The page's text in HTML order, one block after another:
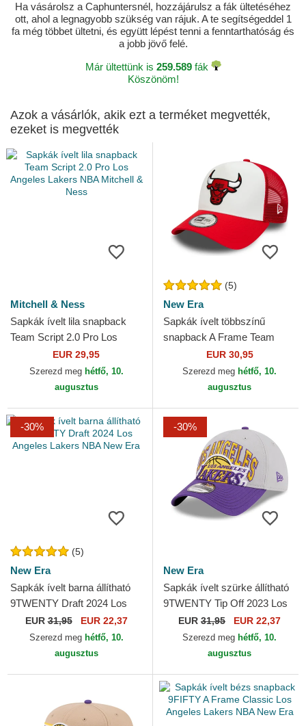
Ha vásárolsz a Caphuntersnél, hozzájárulsz a fák ültetéséhez
ott, ahol a legnagyobb szükség van rájuk. A te segítségeddel 1
fa még többet ültetni, és együtt lépést tenni a fenntarthatóság és
a jobb jövő felé.
Már ültettünk is 259.589fák
Köszönöm!
Azok a vásárlók, akik ezt a terméket megvették,
ezeket is megvették
Mitchell & Ness
Sapkák ívelt lila snapback
Team Script 2.0 Pro Los
Angeles Lakers NBA Mitchell
& Ness
EUR 29,95
Szerezd meg hétfő, 10.
augusztus
(5)
New Era
Sapkák ívelt többszínű
snapback A Frame Team
Colour Chicago Bulls NBA
New Era
EUR 30,95
Szerezd meg hétfő, 10.
augusztus
-30%
(5)
New Era
Sapkák ívelt barna állítható
9TWENTY Draft 2024 Los
Angeles Lakers NBA New
EUR31,95 EUR 22,37
Szerezd meg hétfő, 10.
augusztus
-30%
New Era
Sapkák ívelt szürke állítható
9TWENTY Tip Off 2023 Los
Angeles Lakers NBA New
EUR 31,95 EUR 22,37
Szerezd meg hétfő, 10.
augusztus